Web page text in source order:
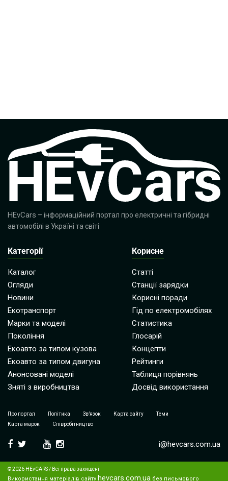
HEvCars – інформаційний портал про електричні та гібридні
автомобілі в Україні та світі
Категорії
Каталог
Огляди
Новини
Екотранспорт
Марки та моделі
Покоління
Екоавто за типом кузова
Екоавто за типом двигуна
Анонсовані моделі
Зняті з виробництва
Корисне
Статті
Станції зарядки
Корисні поради
Гід по електромобілях
Статистика
Глосарій
Концепти
Рейтинги
Таблиця порівнянь
Досвід використання
Про портал Політика Зв’язок Карта сайту
Теми
Карта марок
Співробітництво
i@hevcars.com.ua
© 2026 HEvCARS / Всі права захищені
Використання матеріалів сайту hevcars.com.ua без письмового